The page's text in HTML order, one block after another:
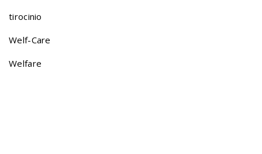
tirocinio
Welf-Care
Welfare